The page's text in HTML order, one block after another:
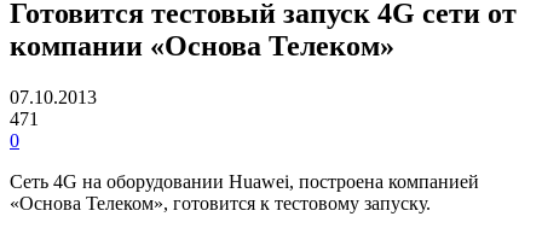
Готовится тестовый запуск 4G сети от
компании «Основа Телеком»
07.10.2013
471
0
Сеть 4G на оборудовании Huawei, построена компанией
«Основа Телеком», готовится к тестовому запуску.